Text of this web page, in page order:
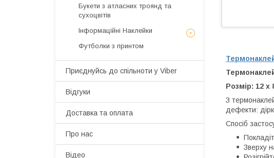
Розмір: 12 х
З
дефекти:
Спосіб
Зверху
Букети з атласних троянд та
сухоцвітів
Інформаційні Наклейки
Футболки з принтом
Приєднуйсь до спільноти у Viber
Відгуки
Доставка та оплата
Про нас
Відео